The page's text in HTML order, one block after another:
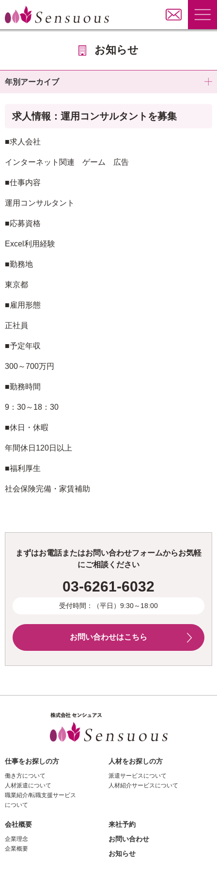
お知らせ
求人情報：運用コンサルタントを募集
■求人会社
インターネット関連 ゲーム 広告
■仕事内容
運用コンサルタント
■応募資格
Excel利用経験
■勤務地
東京都
■雇用形態
正社員
■予定年収
300～700万円
■勤務時間
9：30～18：30
■休日・休暇
年間休日120日以上
■福利厚生
社会保険完備・家賃補助
年別アーカイブ
まずはお電話またはお問い合わせフォームからお気軽
にご相談ください
03-6261-6032
受付時間：（平日）9:30～18:00
お問い合わせはこちら
仕事をお探しの方
働き方について
人材派遣について
職業紹介/転職支援サービス
について
人材をお探しの方
派遣サービスについて
人材紹介サービスについて
会社概要
企業理念
企業概要
来社予約
お問い合わせ
お知らせ